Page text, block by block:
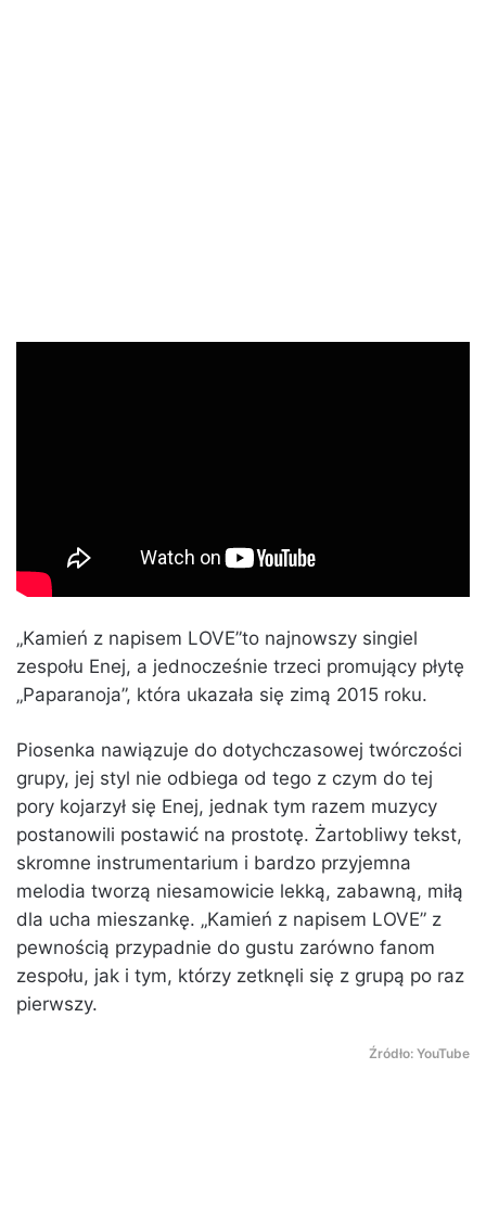
„Kamień z napisem LOVE”to najnowszy singiel
zespołu Enej, a jednocześnie trzeci promujący płytę
„Paparanoja”, która ukazała się zimą 2015 roku.
Piosenka nawiązuje do dotychczasowej twórczości
grupy, jej styl nie odbiega od tego z czym do tej
pory kojarzył się Enej, jednak tym razem muzycy
postanowili postawić na prostotę. Żartobliwy tekst,
skromne instrumentarium i bardzo przyjemna
melodia tworzą niesamowicie lekką, zabawną, miłą
dla ucha mieszankę. „Kamień z napisem LOVE” z
pewnością przypadnie do gustu zarówno fanom
zespołu, jak i tym, którzy zetknęli się z grupą po raz
pierwszy.
Źródło: YouTube